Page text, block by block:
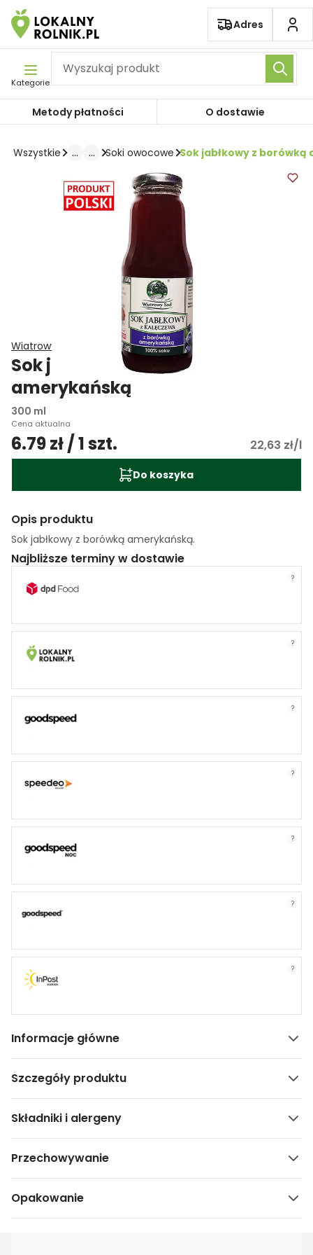
Pomiń nawigację
Adres
Kategorie
Metody płatności O dostawie
Wszystkie ... ... Soki owocowe Sok jabłkowy z
Wiatrowy Sad Grażyna Wiatr
Sok jabłkowy z borówką
amerykańską
300 ml
Cena aktualna
6.79 zł / 1 szt. 22,63 zł/l
Do koszyka
Opis produktu
Sok jabłkowy z borówką amerykańską.
Najbliższe terminy w dostawie
?
?
?
?
?
?
?
Informacje główne
Szczegóły produktu
Składniki i alergeny
Przechowywanie
Opakowanie